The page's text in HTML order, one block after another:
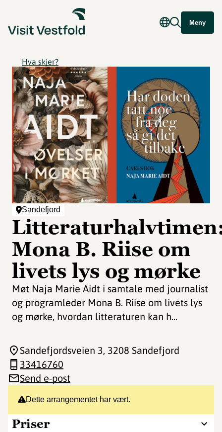
Meny
Hva skjer?
Sandefjord
Mona B. Riise om
livets lys og mørke
Møt Naja Marie Aidt i samtale med journalist
og programleder Mona B. Riise om livets lys
og mørke, hvordan litteraturen kan h...
Dette arrangementet har vært.
Priser
Sandefjordsveien 3, 3208 Sandefjord
33416760
Send e-post